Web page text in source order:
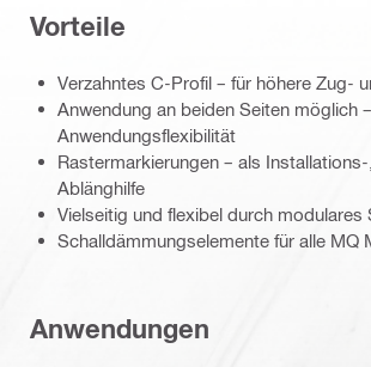
Vorteile
Verzahntes C-Profil – für höhere Zug-
Anwendung an beiden Seiten möglich
Anwendungsflexibilität
Rastermarkierungen – als
Ablänghilfe
Vielseitig und flexibel durch modulares
Schalldämmungselemente für alle MQ
Anwendungen